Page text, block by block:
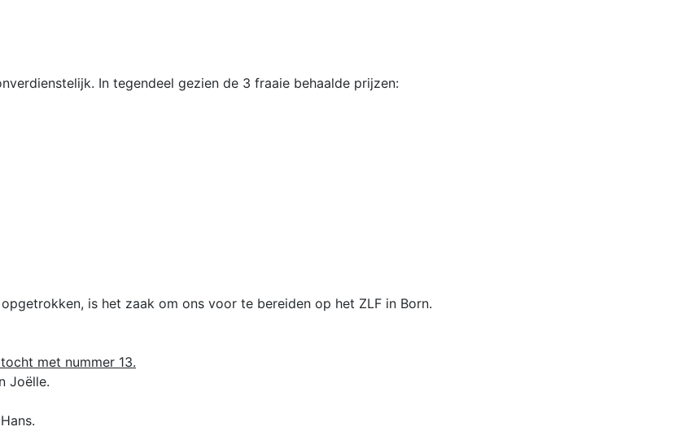
In tegendeel gezien de 3 fraaie behaalde prijzen:
is het zaak om ons voor te bereiden op het ZLF in Born.
met nummer 13.
Joëlle.